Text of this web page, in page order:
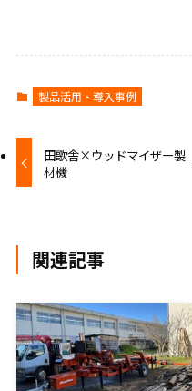
製品活用・導入事例
田歌舎×ウッドマイザー製
材機
関連記事